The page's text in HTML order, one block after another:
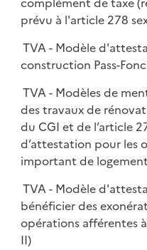
prévu à l'article 278
TVA - Modèle
construction Pass-
TVA - Modèles de
des travaux de
du CGI et de l’article
d’attestation pour les
important de
TVA - Modèle
bénéficier des
opérations afférentes
II)